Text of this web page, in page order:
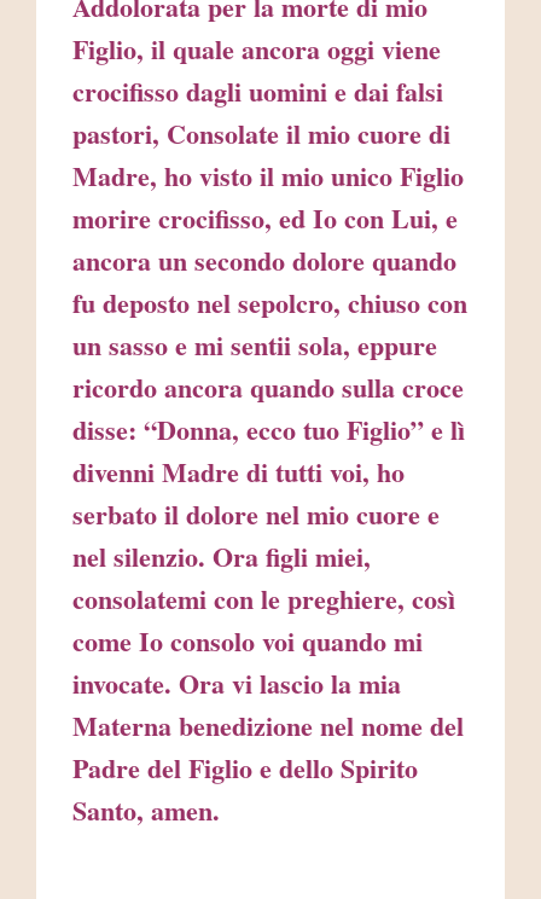
Figlio, il quale ancora oggi viene
crocifisso dagli uomini e dai falsi
pastori, Consolate il mio cuore di
Madre, ho visto il mio unico Figlio
morire crocifisso, ed Io con Lui, e
ancora un secondo dolore quando
fu deposto nel sepolcro, chiuso con
un sasso e mi sentii sola, eppure
ricordo ancora quando sulla croce
disse: “Donna, ecco tuo Figlio” e lì
divenni Madre di tutti voi, ho
serbato il dolore nel mio cuore e
nel silenzio. Ora figli miei,
consolatemi con le preghiere, così
come Io consolo voi quando mi
invocate. Ora vi lascio la mia
Materna benedizione nel nome del
Padre del Figlio e dello Spirito
Santo, amen.